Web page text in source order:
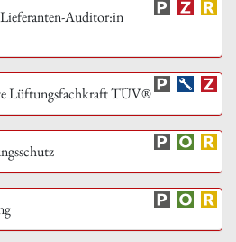
Auditor:in
Lüftungsfachkraft TÜV®